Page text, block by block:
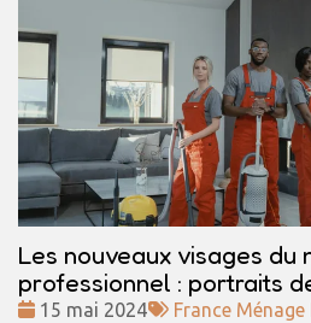
Les nouveaux visages du
professionnel : portraits
Date
15 mai 2024
Tags
France Ménage